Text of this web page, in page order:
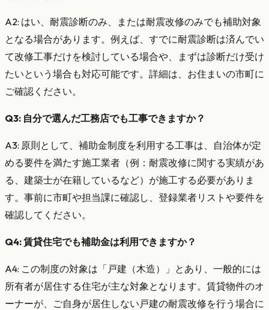
A2: はい、耐震診断のみ、または耐震改修のみでも補助対象
となる場合があります。例えば、すでに耐震診断は済んでい
て改修工事だけを検討している場合や、まずは診断だけ受け
たいという場合も対応可能です。詳細は、お住まいの市町に
ご確認ください。
Q3: 自分で選んだ工務店でも工事できますか？
A3: 原則として、補助金制度を利用する工事は、自治体が定
める要件を満たす施工業者（例：耐震改修に関する実績があ
る、建築士が在籍しているなど）が施工する必要がありま
す。事前に市町や担当課に確認し、登録業者リストや要件を
確認してください。
Q4: 賃貸住宅でも補助金は利用できますか？
A4: この制度の対象は「戸建（木造）」とあり、一般的には
所有者が居住する住宅が主な対象となります。賃貸物件のオ
ーナーが、ご自身が居住しない戸建の耐震改修を行う場合に